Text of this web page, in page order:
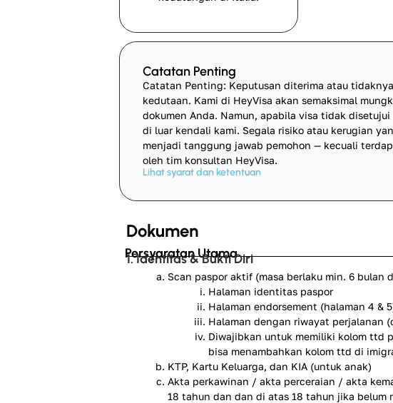
Catatan Penting
Catatan Penting: Keputusan diterima atau
kedutaan. Kami di HeyVisa akan semaksimal
dokumen Anda. Namun, apabila visa tidak
di luar kendali kami. Segala risiko atau kerugian
menjadi tanggung jawab pemohon — kecuali
oleh tim konsultan HeyVisa.
Lihat syarat dan ketentuan
Dokumen
Persyaratan Utama
1. Identitas & Bukti Diri
Scan paspor aktif (masa berlaku min. 6 bulan
Halaman identitas paspor
Halaman endorsement (halaman 4 &
Halaman dengan riwayat perjalanan
Diwajibkan untuk memiliki kolom ttd
bisa menambahkan kolom ttd di
KTP, Kartu Keluarga, dan KIA (untuk anak)
Akta perkawinan / akta perceraian / akta
18 tahun dan dan di atas 18 tahun jika belum